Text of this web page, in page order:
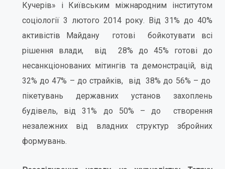
Кучерів» і Київським міжнародним інститутом
соціології 3 лютого 2014 року. Від 31% до 40%
активістів Майдану готові бойкотувати всі
рішення влади, від 28% до 45% готові до
несанкціонованих мітингів та демонстрацій, від
32% до 47% – до страйків, від 38% до 56% – до
пікетувань державних установ захоплень
будівель, від 31% до 50% – до створення
незалежних від владних структур збройних
формувань.